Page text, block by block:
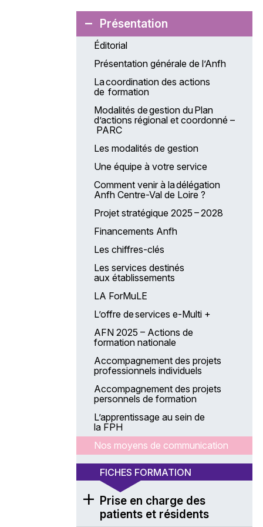
Présentation
Éditorial
Présentation générale de l’Anfh
La coordination des actions
de formation
Modalités de gestion du Plan
d’actions régional et coordonné –
PARC
Les modalités de gestion
Une équipe à votre service
Comment venir à la délégation
Anfh Centre-Val de Loire ?
Projet stratégique 2025 – 2028
Financements Anfh
Les chiffres-clés
Les services destinés
aux établissements
LA ForMuLE
L’offre de services e-Multi +
AFN 2025 – Actions de
formation nationale
Accompagnement des projets
professionnels individuels
Accompagnement des projets
personnels de formation
L’apprentissage au sein de
la FPH
Nos moyens de communication
FICHES FORMATION
Prise en charge des
patients et résidents